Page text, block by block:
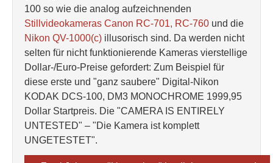
100 so wie die analog aufzeichnenden
Stillvideokameras Canon RC-701, RC-760 und die
Nikon QV-1000(c) illusorisch sind. Da werden nicht
selten für nicht funktionierende Kameras vierstellige
Dollar-/Euro-Preise gefordert: Zum Beispiel für
diese erste und "ganz saubere" Digital-Nikon
KODAK DCS-100, DM3 MONOCHROME 1999,95
Dollar Startpreis. Die "CAMERA IS ENTIRELY
UNTESTED" – "Die Kamera ist komplett
UNGETESTET".